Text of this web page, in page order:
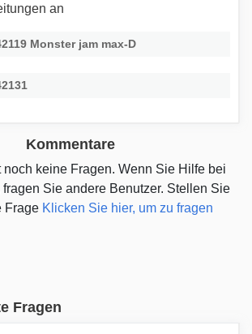
an
Monster jam max-D
Kommentare
noch keine Fragen. Wenn Sie Hilfe bei
Sie andere Benutzer. Stellen Sie
Frage Klicken Sie hier, um zu fragen
Fragen